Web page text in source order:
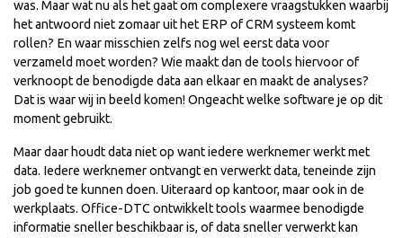
was. Maar wat nu als het gaat om complexere vraagstukken waarbij
het antwoord niet zomaar uit het ERP of CRM systeem komt
rollen? En waar misschien zelfs nog wel eerst data voor
verzameld moet worden? Wie maakt dan de tools hiervoor of
verknoopt de benodigde data aan elkaar en maakt de analyses?
Dat is waar wij in beeld komen! Ongeacht welke software je op dit
moment gebruikt.
Maar daar houdt data niet op want iedere werknemer werkt met
data. Iedere werknemer ontvangt en verwerkt data, teneinde zijn
job goed te kunnen doen. Uiteraard op kantoor, maar ook in de
werkplaats. Office-DTC ontwikkelt tools waarmee benodigde
informatie sneller beschikbaar is, of data sneller verwerkt kan